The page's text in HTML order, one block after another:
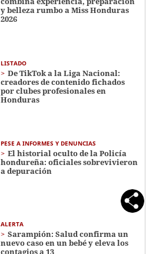
y belleza rumbo a Miss Honduras
2026
LISTADO
De TikTok a la Liga Nacional:
creadores de contenido fichados
por clubes profesionales en
Honduras
PESE A INFORMES Y DENUNCIAS
El historial oculto de la Policía
hondureña: oficiales sobrevivieron
a depuración
ALERTA
Sarampión: Salud confirma un
nuevo caso en un bebé y eleva los
contagios a 13